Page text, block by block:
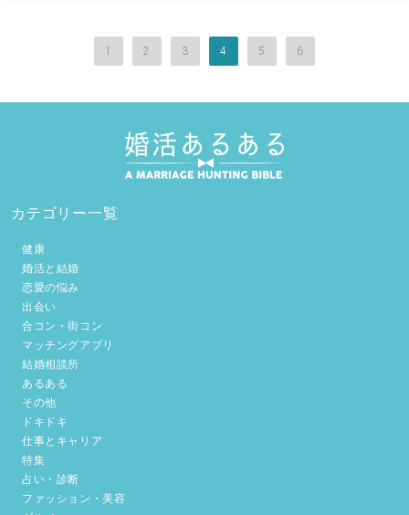
1 2 3 4 5 6
カテゴリー一覧
健康
婚活と結婚
恋愛の悩み
出会い
合コン・街コン
マッチングアプリ
結婚相談所
あるある
その他
ドキドキ
仕事とキャリア
特集
占い・診断
ファッション・美容